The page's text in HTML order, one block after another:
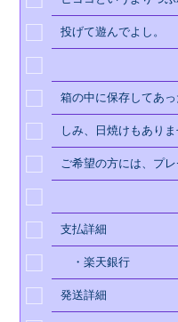
□ 投げて遊んでよし。
□
□
箱の中に保存してあ
□ しみ、日焼けもあり
□ ご希望の方には、プ
□
□
支払詳細
□ ・楽天銀行
□ 発送詳細